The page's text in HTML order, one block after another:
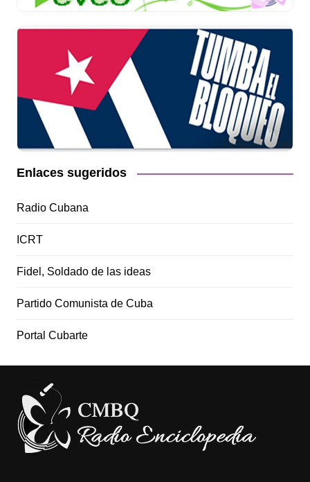
Enlaces sugeridos
Radio Cubana
ICRT
Fidel, Soldado de las ideas
Partido Comunista de Cuba
Portal Cubarte